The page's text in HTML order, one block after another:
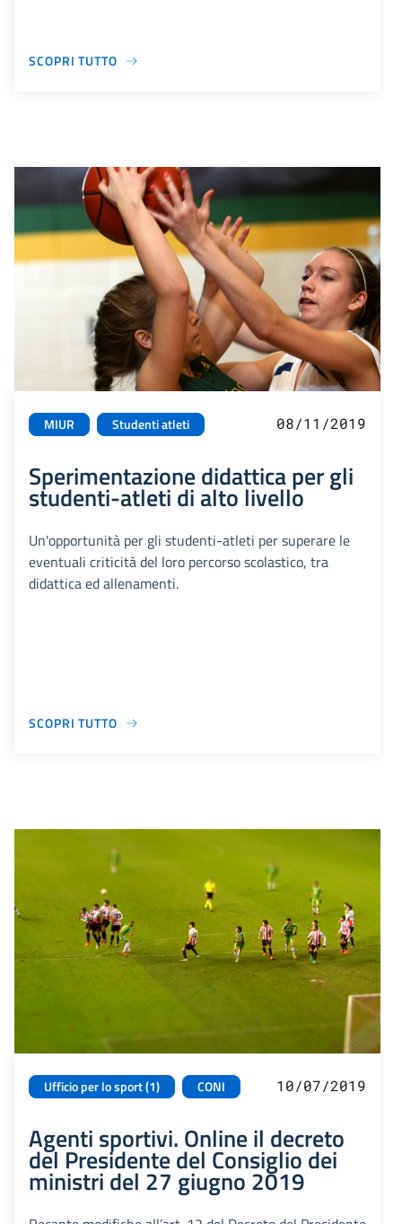
SCOPRI TUTTO
MIUR Studenti atleti 08/11/2019
Sperimentazione didattica per gli
studenti-atleti di alto livello
Un'opportunità per gli studenti-atleti per superare le
eventuali criticità del loro percorso scolastico, tra
didattica ed allenamenti.
SCOPRI TUTTO
Ufficio per lo sport (1) CONI 10/07/2019
Agenti sportivi. Online il decreto
del Presidente del Consiglio dei
ministri del 27 giugno 2019